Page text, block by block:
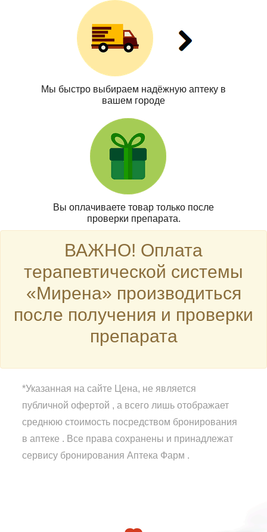
Мы быстро выбираем надёжную аптеку в
вашем городе
Вы оплачиваете товар только после
проверки препарата.
ВАЖНО! Оплата
терапевтической системы
«Мирена» производиться
после получения и проверки
препарата
*Указанная на сайте Цена, не является
публичной офертой , а всего лишь отображает
среднюю стоимость посредством бронирования
в аптеке . Все права сохранены и принадлежат
сервису бронирования Аптека Фарм .